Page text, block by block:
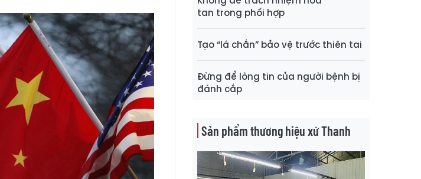
tan trong phối hợp
Tạo “lá chắn” bảo vệ trước thiên tai
Đừng để lòng tin của người bệnh bị
đánh cắp
Sản phẩm thương hiệu xứ Thanh